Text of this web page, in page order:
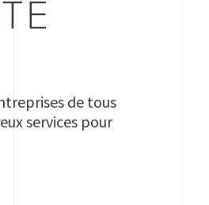
de tous
services pour